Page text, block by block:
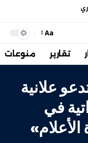
Aa
تقارير منوعات
علانية
في